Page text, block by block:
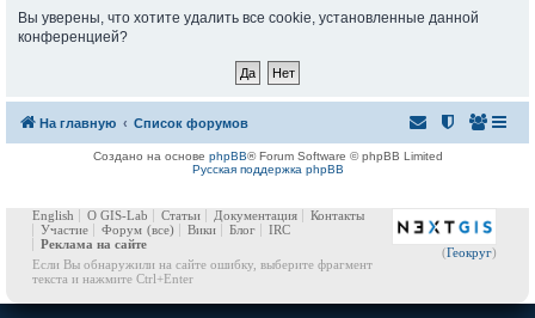
Вы уверены, что хотите удалить все cookie, установленные данной
конференцией?
На главную Список форумов
Создано на основе phpBB® Forum Software © phpBB Limited
Русская поддержка phpBB
(Геокруг)
English О GIS-Lab Статьи Документация
Контакты
Участие
Форум (все) Вики Блог
IRC
Реклама на сайте
Если Вы обнаружили на сайте ошибку, выберите фрагмент
текста и нажмите Ctrl+Enter